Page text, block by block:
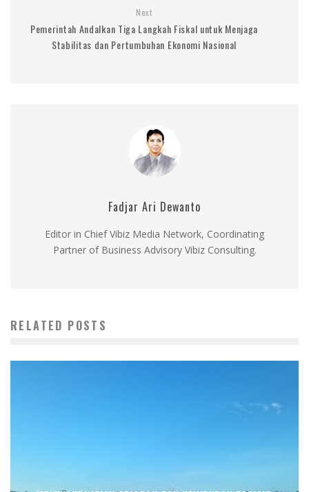
Next
Pemerintah Andalkan Tiga Langkah Fiskal untuk Menjaga
Stabilitas dan Pertumbuhan Ekonomi Nasional
Fadjar Ari Dewanto
Editor in Chief Vibiz Media Network, Coordinating
Partner of Business Advisory Vibiz Consulting.
RELATED POSTS